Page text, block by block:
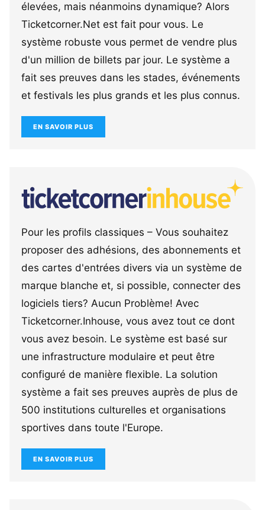
élevées, mais néanmoins dynamique? Alors
Ticketcorner.Net est fait pour vous. Le
système robuste vous permet de vendre plus
d'un million de billets par jour. Le système a
fait ses preuves dans les stades, événements
et festivals les plus grands et les plus connus.
EN SAVOIR PLUS
Pour les profils classiques – Vous souhaitez
proposer des adhésions, des abonnements et
des cartes d'entrées divers via un système de
marque blanche et, si possible, connecter des
logiciels tiers? Aucun Problème! Avec
Ticketcorner.Inhouse, vous avez tout ce dont
vous avez besoin. Le système est basé sur
une infrastructure modulaire et peut être
configuré de manière flexible. La solution
système a fait ses preuves auprès de plus de
500 institutions culturelles et organisations
sportives dans toute l'Europe.
EN SAVOIR PLUS